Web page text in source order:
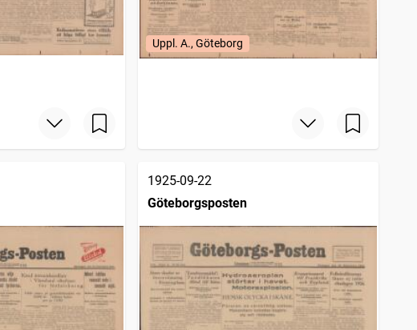
Uppl. A., Göteborg
1925-09-22
Göteborgsposten